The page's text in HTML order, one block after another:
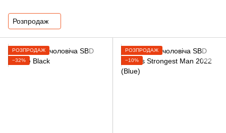
Розпродаж
РОЗПРОДАЖ
−32%
РОЗПРОДАЖ
−10%